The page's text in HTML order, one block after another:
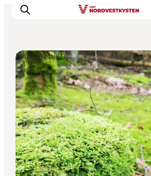
Urlaubsorte
Inspiration
Events
Unterkunft
Mach deine
Naturgebiete